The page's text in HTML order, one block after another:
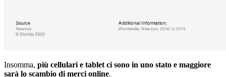
Insomma, più cellulari e tablet ci sono in uno stato e maggiore
sarà lo scambio di merci online.